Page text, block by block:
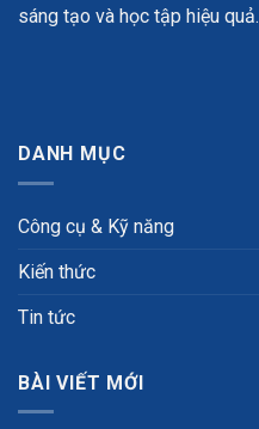
sáng tạo và học tập hiệu quả.
DANH MỤC
Công cụ & Kỹ năng
Kiến thức
Tin tức
BÀI VIẾT MỚI